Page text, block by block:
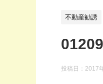
不動産勧誘
投稿日： 2017